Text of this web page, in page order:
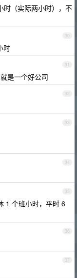
时（实际两小时），不
30
时
31
是一个好公司
32
33
34
35
1 个班小时，平时 6
36
37